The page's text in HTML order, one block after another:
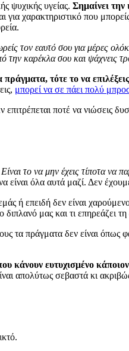
ψυχικής υγείας. Σημαίνει την
χαρακτηριστικό που
τον εαυτό σου για μέρες
την καρέκλα σου και ψάχνεις
τότε το να
μπορεί να σε πάει πολύ
ποτέ να νιώσεις
Είναι το να μην έχεις τίποτα να
είναι όλα αυτά μαζί. Δεν
ή επειδή δεν είναι
μας και τι επηρεάζει
τα πράγματα δεν είναι όπως
κάνουν ευτυχισμένο
απολύτως σεβαστά κι